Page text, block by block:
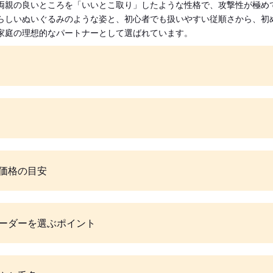
親の良いところを「いいとこ取り」したような性格で、攻撃性が極
しいぬいぐるみのような姿と、初心者でも扱いやすい従順さから、
の理想的なパートナーとして選ばれています。
格の目安
ダーを選ぶポイント